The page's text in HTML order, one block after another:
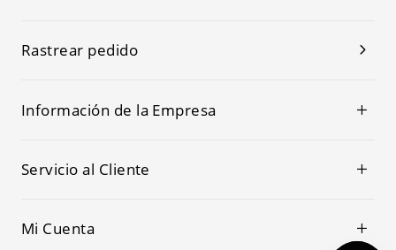
Rastrear pedido
Información de la Empresa
Servicio al Cliente
Mi Cuenta